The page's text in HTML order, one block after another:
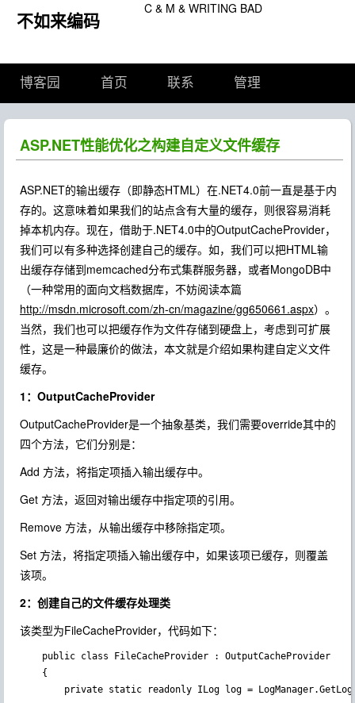
不如来编码 C & M & WRITING BAD
博客园 首页 联系 管理
ASP.NET性能优化之构建自定义文件缓存
ASP.NET的输出缓存（即静态HTML）在.NET4.0前一直是基于内
存的。这意味着如果我们的站点含有大量的缓存，则很容易消耗
掉本机内存。现在，借助于.NET4.0中的OutputCacheProvider，
我们可以有多种选择创建自己的缓存。如，我们可以把HTML输
出缓存存储到memcached分布式集群服务器，或者MongoDB中
（一种常用的面向文档数据库，不妨阅读本篇
http://msdn.microsoft.com/zh-cn/magazine/gg650661.aspx）。
当然，我们也可以把缓存作为文件存储到硬盘上，考虑到可扩展
性，这是一种最廉价的做法，本文就是介绍如果构建自定义文件
缓存。
1：OutputCacheProvider
OutputCacheProvider是一个抽象基类，我们需要override其中的
四个方法，它们分别是：
Add 方法，将指定项插入输出缓存中。
Get 方法，返回对输出缓存中指定项的引用。
Remove 方法，从输出缓存中移除指定项。
Set 方法，将指定项插入输出缓存中，如果该项已缓存，则覆盖
该项。
2：创建自己的文件缓存处理类
该类型为FileCacheProvider，代码如下：
    public class FileCacheProvider : OutputCacheProvider
    {
private static readonly ILog log =